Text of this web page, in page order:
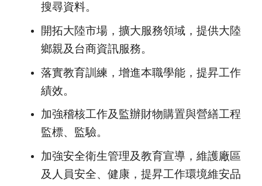
搜尋資料。
開拓大陸市場，擴大服務領域，提供大陸
鄉親及台商資訊服務。
落實教育訓練，增進本職學能，提昇工作
績效。
加強稽核工作及監辦財物購置與營繕工程
監標、監驗。
加強安全衛生管理及教育宣導，維護廠區
及人員安全、健康，提昇工作環境維安品